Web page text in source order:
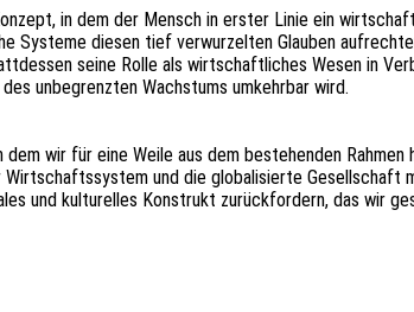
in dem der Mensch in erster Linie ein
Syste­me diesen tief verwur­zel­ten Glau­ben
seine Rolle als wirt­schaft­li­ches Wesen in
unbe­grenz­ten Wachs­tums umkehr­bar wird.
wir für eine Weile aus dem bestehen­den
und die globa­li­sier­te Gesell­schaft
und kultu­rel­les Konstrukt zurück­for­dern, das wir